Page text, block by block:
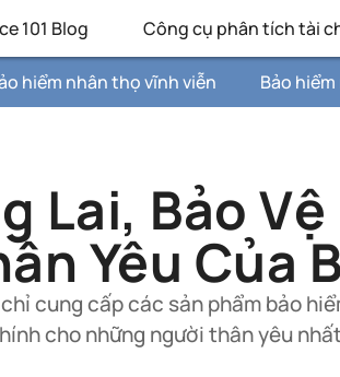
101 Blog Công cụ phân tích tài
hiểm nhân thọ vĩnh viễn Bảo
Lai, Bảo
Yêu Của
cung cấp các sản phẩm bảo
cho những người thân yêu